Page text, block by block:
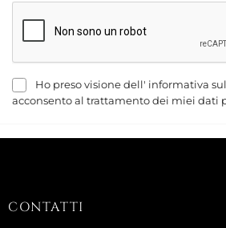
Ho preso visione dell' informativa
acconsento al trattamento dei miei dati
CONTATTI